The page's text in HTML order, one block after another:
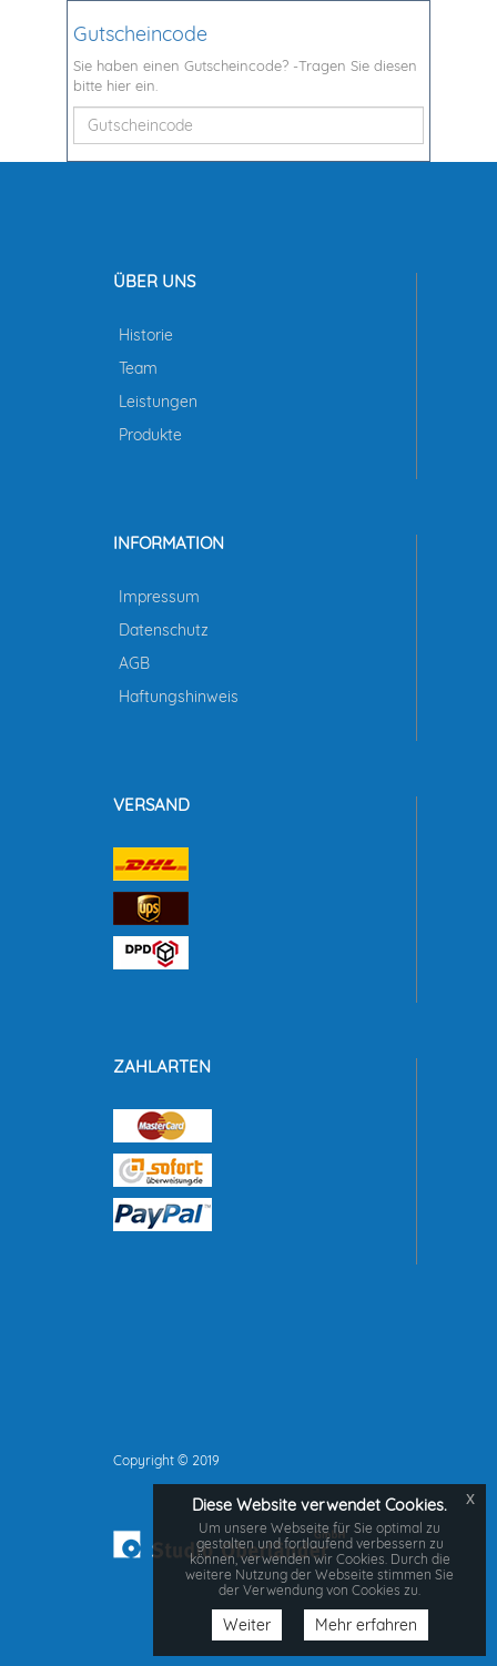
Gutscheincode
Sie haben einen Gutscheincode? -Tragen Sie diesen
bitte hier ein.
ÜBER UNS
Historie
Team
Leistungen
Produkte
INFORMATION
Impressum
Datenschutz
AGB
Haftungshinweis
VERSAND
ZAHLARTEN
Copyright © 2019
Diese Website verwendet Cookies.
Um unsere Webseite für Sie optimal zu
gestalten und fortlaufend verbessern zu
können, verwenden wir Cookies. Durch die
weitere Nutzung der Webseite stimmen Sie
der Verwendung von Cookies zu.
Weiter Mehr erfahren
x